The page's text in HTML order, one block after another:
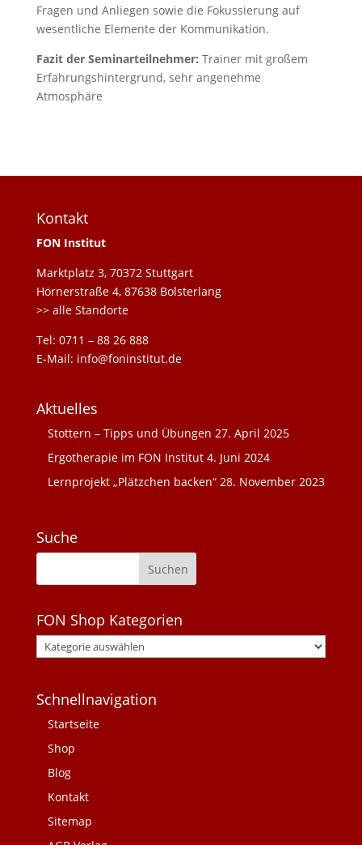
Fragen und Anliegen sowie die Fokussierung auf
wesentliche Elemente der Kommunikation.
Fazit der Seminarteilnehmer: Trainer mit großem
Erfahrungshintergrund, sehr angenehme
Atmosphäre
Kontakt
FON Institut
Marktplatz 3, 70372 Stuttgart
Hörnerstraße 4, 87638 Bolsterlang
>> alle Standorte
Tel: 0711 – 88 26 888
E-Mail: info@foninstitut.de
Aktuelles
Stottern – Tipps und Übungen 27. April 2025
Ergotherapie im FON Institut 4. Juni 2024
Lernprojekt „Plätzchen backen“ 28. November 2023
Suche
FON Shop Kategorien
Schnellnavigation
Startseite
Shop
Blog
Kontakt
Sitemap